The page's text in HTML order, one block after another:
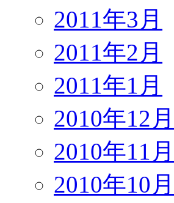
2011年3月
2011年2月
2011年1月
2010年12月
2010年11月
2010年10月